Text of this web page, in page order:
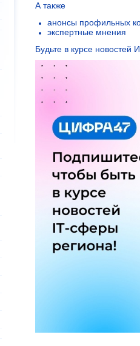
А также
анонсы профильных
экспертные мнения
Будьте в курсе